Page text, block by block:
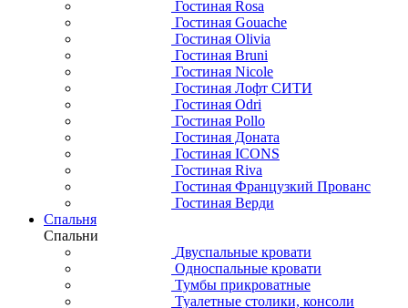
Гостиная Rosa
Гостиная Gouache
Гостиная Olivia
Гостиная Bruni
Гостиная Nicole
Гостиная Лофт СИТИ
Гостиная Odri
Гостиная Pollo
Гостиная Доната
Гостиная ICONS
Гостиная Riva
Гостиная Французкий Прованс
Гостиная Верди
Спальня
Спальни
Двуспальные кровати
Односпальные кровати
Тумбы прикроватные
Туалетные столики, консоли